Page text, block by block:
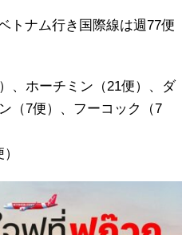
トナム行き国際線は週77便
、ホーチミン（21便）、ダ
（7便）、フーコック（7